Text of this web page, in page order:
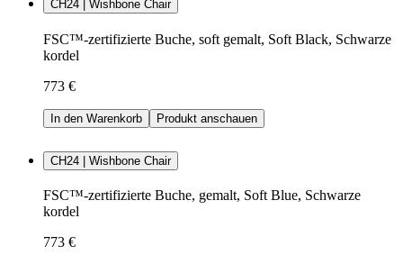
CH24 | Wishbone Chair
FSC™-zertifizierte Buche, soft gemalt, Soft Black, Schwarze
kordel
773 €
In den Warenkorb Produkt anschauen
CH24 | Wishbone Chair
FSC™-zertifizierte Buche, gemalt, Soft Blue, Schwarze
kordel
773 €